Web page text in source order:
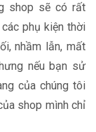
shop sẽ có rất
phụ kiện thời
nhầm lẫn, mất
nếu bạn sử
của chúng tôi
shop mình chỉ